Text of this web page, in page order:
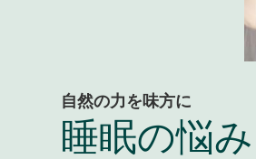
自然の力を味方に
睡眠の悩